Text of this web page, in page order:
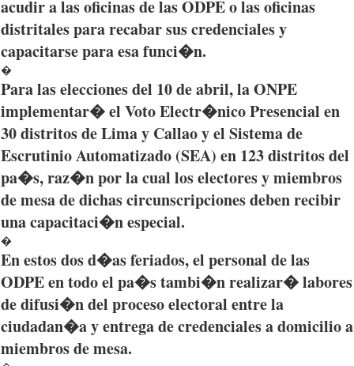
acudiralasoficinasdelasODPEolasoficinas
distritalespararecabarsuscredencialesy
capacitarseparaesafunci�n.
�
Paralaseleccionesdel 10 deabril, laONPE
implementar�el VotoElectr�nicoPresencial en
30distritosde Lima y Callaoy el Sistemade
EscrutinioAutomatizado (SEA) en 123distritosdel
pa�s,raz�nporlacual loselectoresymiembros
de mesa dedichascircunscripcionesdebenrecibir
unacapacitaci�nespecial.
�
Enestosdosd�asferiados, el personal delas
ODPEentodoel pa�stambi�nrealizar�labores
dedifusi�ndel procesoelectoral entrela
ciudadan�ayentregadecredencialesadomicilioa
miembrosde mesa.